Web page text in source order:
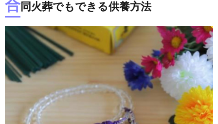
合同火葬でもできる供養方法